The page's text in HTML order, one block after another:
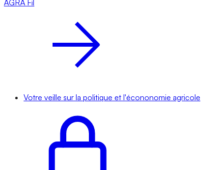
AGRA Fil
Votre veille sur la politique et l'écononomie agricole